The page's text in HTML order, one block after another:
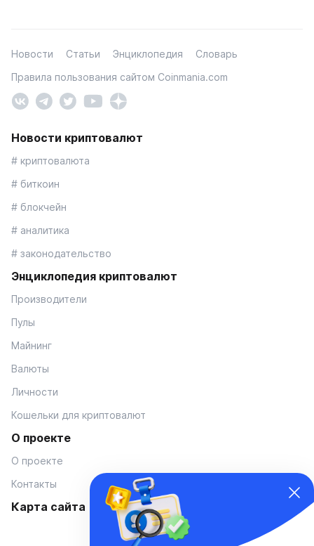
Новости Статьи Энциклопедия
Словарь
Правила пользования сайтом Coinmania.com
Новости криптовалют
# криптовалюта
# биткоин
# блокчейн
# аналитика
# законодательство
Энциклопедия криптовалют
Производители
Пулы
Майнинг
Валюты
Личности
Кошельки для криптовалют
О проекте
О проекте
Контакты
Карта сайта